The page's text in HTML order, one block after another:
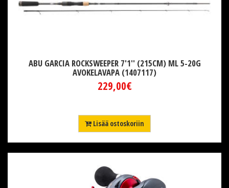
ABU GARCIA ROCKSWEEPER 7'1'' (215CM) ML 5-20G
AVOKELAVAPA (1407117)
229,00€
Lisää ostoskoriin